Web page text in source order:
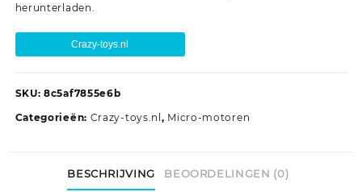
herunterladen.
Crazy-toys.nl
SKU: 8c5af7855e6b
Categorieën: Crazy-toys.nl, Micro-motoren
BESCHRIJVING BEOORDELINGEN (0)